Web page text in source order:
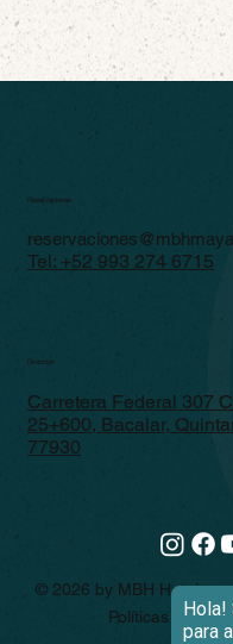
© 2026 by MBH Hotel.
Políticas de
Reservaciones
Tel: +52 993 274 6715
Dirección
Carretera Federal 307
25+600, Bacalar,
77930